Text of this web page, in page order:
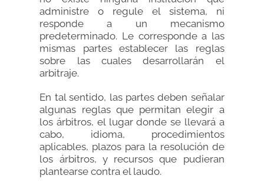
administre o regule el sistema, ni
responde a un mecanismo
predeterminado. Le corresponde a las
mismas partes establecer las reglas
sobre las cuales desarrollarán el
arbitraje.
En tal sentido, las partes deben señalar
algunas reglas que permitan elegir a
los árbitros, el lugar donde se llevará a
cabo, idioma, procedimientos
aplicables, plazos para la resolución de
los árbitros, y recursos que pudieran
plantearse contra el laudo.